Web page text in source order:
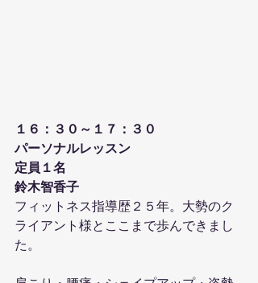
１６：３０～１７：３０
パーソナルレッスン
定員１名
鈴木智香子
フィットネス指導歴２５年。大勢のク
ライアント様とここまで歩んできまし
た。